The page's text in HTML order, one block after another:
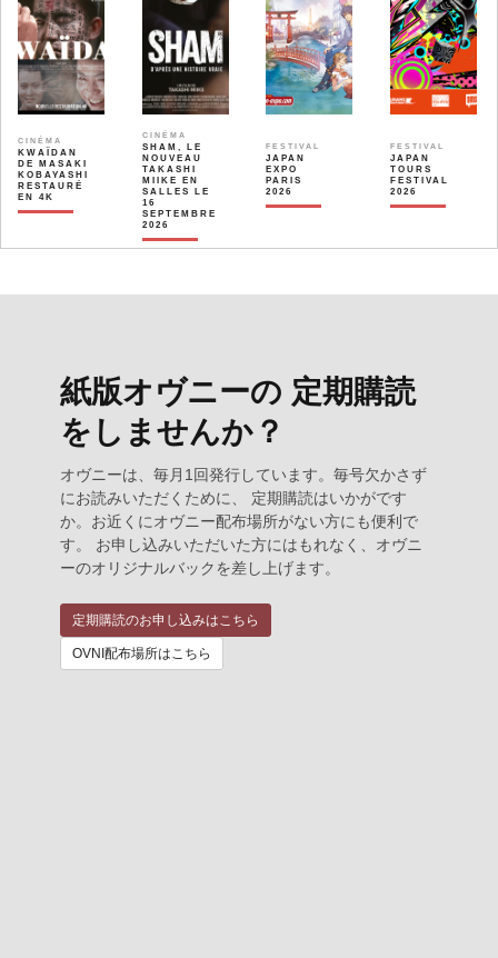
CINÉMA
KWAÏDAN
DE MASAKI
KOBAYASHI
RESTAURÉ
EN 4K
CINÉMA
SHAM, LE
NOUVEAU
TAKASHI
MIIKE EN
SALLES LE
16
SEPTEMBRE
2026
FESTIVAL
JAPAN
EXPO
PARIS
2026
FESTIVAL
JAPAN
TOURS
FESTIVAL
2026
紙版オヴニーの 定期購読
をしませんか？
オヴニーは、毎月1回発行しています。毎号欠かさず
にお読みいただくために、 定期購読はいかがです
か。お近くにオヴニー配布場所がない方にも便利で
す。 お申し込みいただいた方にはもれなく、オヴニ
ーのオリジナルバックを差し上げます。
定期購読のお申し込みはこちら
OVNI配布場所はこちら